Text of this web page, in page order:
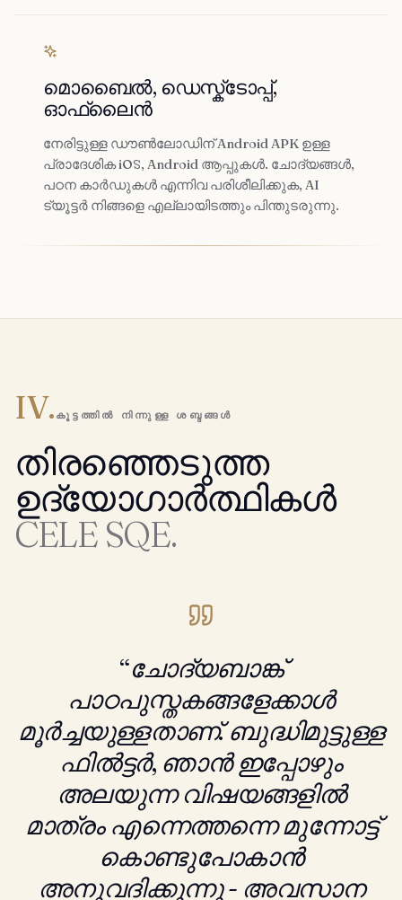
മൊബൈൽ, ഡെസ്ക്ടോപ്പ്,
ഓഫ്ലൈൻ
നേരിട്ടുള്ള ഡൗൺലോഡിന് Android APK ഉള്ള
പ്രാദേശിക iOS, Android ആപ്പുകൾ. ചോദ്യങ്ങൾ,
പഠന കാർഡുകൾ എന്നിവ പരിശീലിക്കുക, AI
ട്യൂട്ടർ നിങ്ങളെ എല്ലായിടത്തും പിന്തുടരുന്നു.
IV. കൂട്ടത്തിൽ നിന്നുള്ള ശബ്ദങ്ങൾ
തിരഞ്ഞെടുത്ത
ഉദ്യോഗാർത്ഥികൾ
CELE SQE.
“ചോദ്യബാങ്ക്
പാഠപുസ്തകങ്ങളേക്കാൾ
മൂർച്ചയുള്ളതാണ്. ബുദ്ധിമുട്ടുള്ള
ഫിൽട്ടർ, ഞാൻ ഇപ്പോഴും
അലയുന്ന വിഷയങ്ങളിൽ
മാത്രം എന്നെത്തന്നെ മുന്നോട്ട്
കൊണ്ടുപോകാൻ
അനുവദിക്കുന്നു - അവസാന